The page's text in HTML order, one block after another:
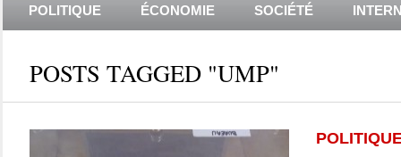
POLITIQUE ÉCONOMIE SOCIÉTÉ
POSTS TAGGED "UMP"